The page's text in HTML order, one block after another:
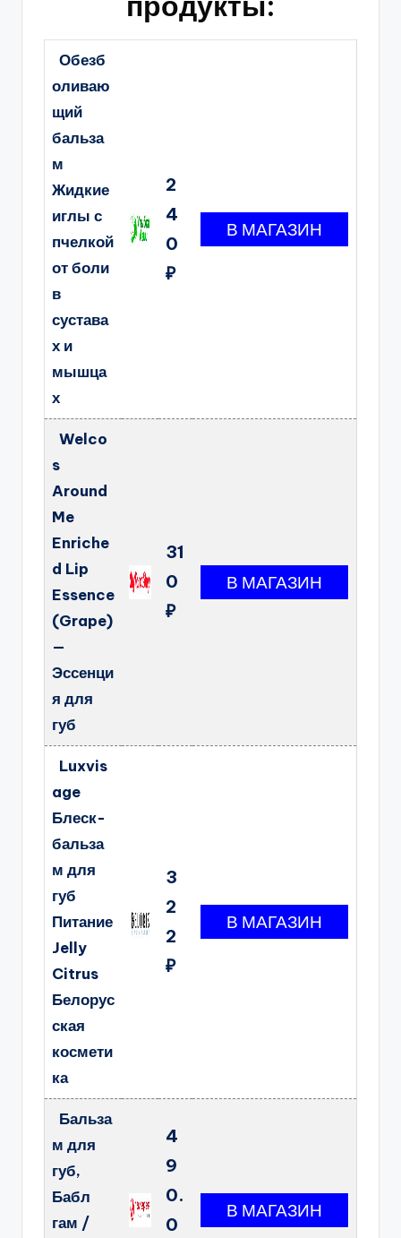
Обезб
оливаю
щий
бальза
м
Жидкие
иглы с
пчелкой
от боли
в
сустава
х и
мышца
х
2
4
0
₽
Welco
s
Around
Me
Enriche
d Lip
Essence
(Grape)
—
Эссенци
я для
губ
31
0
₽
Luxvis
age
Блеск-
бальза
м для
губ
Питание
Jelly
Citrus
Белорус
ская
космети
ка
3
2
2
₽
Бальза
м для
губ,
Бабл
гам /
4
9
0.
0